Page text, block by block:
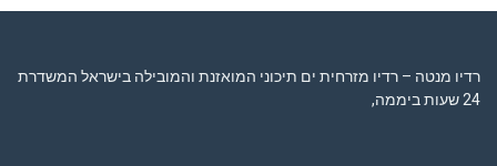
רדיו מנטה – רדיו מזרחית ים תיכוני המואזנת והמובילה בישראל המשדרת
24 שעות ביממה,